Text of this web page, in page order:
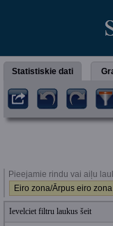
Statistiskie dati
Pieejamie rindu vai aiļu
Eiro zona/Ārpus eiro zona
Ievelciet filtru laukus šeit